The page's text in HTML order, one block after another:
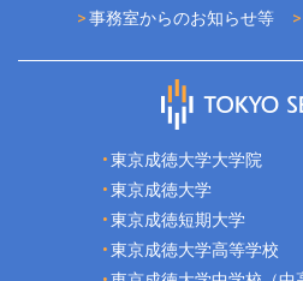
事務室からのお知らせ等
東京成徳大学大学院
東京成徳大学
東京成徳短期大学
東京成徳大学高等学校